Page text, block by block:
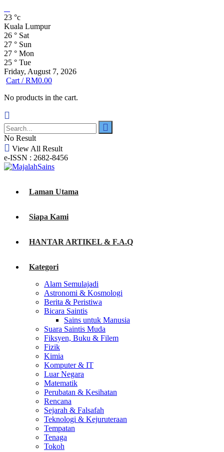
23 °c
Kuala Lumpur
26 ° Sat
27 ° Sun
27 ° Mon
25 ° Tue
Friday, August 7, 2026
Cart /RM0.00
No products in the cart.
No Result
View All Result
e-ISSN : 2682-8456
Laman Utama
Siapa Kami
HANTAR ARTIKEL & F.A.Q
Kategori
Alam Semulajadi
Astronomi & Kosmologi
Berita & Peristiwa
Bicara Saintis
Sains untuk Manusia
Suara Saintis Muda
Fiksyen, Buku & Filem
Fizik
Kimia
Komputer & IT
Luar Negara
Matematik
Perubatan & Kesihatan
Rencana
Sejarah & Falsafah
Teknologi & Kejuruteraan
Tempatan
Tenaga
Tokoh